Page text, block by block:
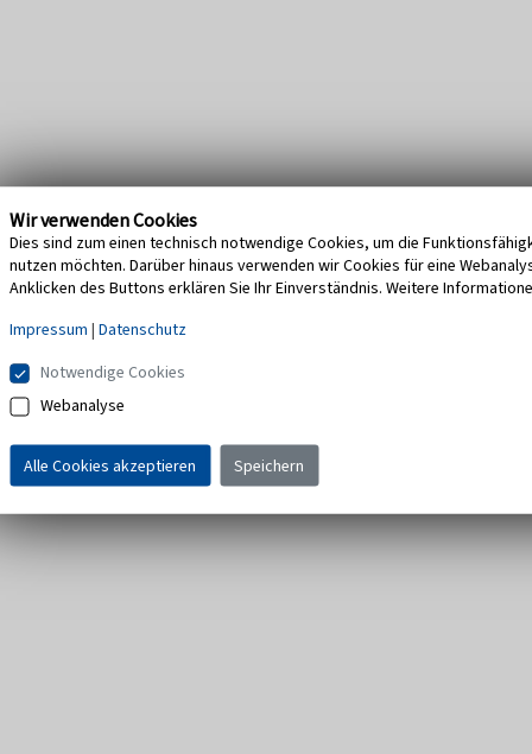
Wir verwenden Cookies
Dies sind zum einen technisch notwendige Cookies, um die
nutzen möchten. Darüber hinaus verwenden wir Cookies für eine
Anklicken des Buttons erklären Sie Ihr Einverständnis. Weitere
Impressum | Datenschutz
Notwendige Cookies
Webanalyse
Alle Cookies akzeptieren Speichern